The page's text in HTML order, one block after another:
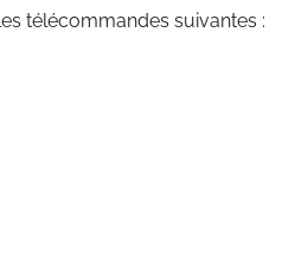
télécommandes suivantes :